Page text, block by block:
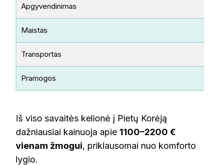
Apgyvendinimas
Maistas
Transportas
Pramogos
Iš viso savaitės kelionė į Pietų Korėją
dažniausiai kainuoja apie 1100–2200 €
vienam žmogui, priklausomai nuo komforto
lygio.